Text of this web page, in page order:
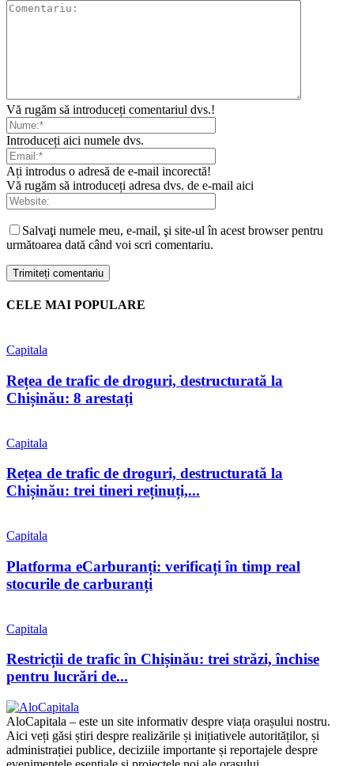
Vă rugăm să introduceți comentariul dvs.!
Introduceți aici numele dvs.
Ați introdus o adresă de e-mail incorectă!
Vă rugăm să introduceți adresa dvs. de e-mail aici
Salvaţi numele meu, e-mail, şi site-ul în acest browser pentru
următoarea dată când voi scri comentariu.
CELE MAI POPULARE
Capitala
Rețea de trafic de droguri, destructurată la
Chișinău: 8 arestați
Capitala
Rețea de trafic de droguri, destructurată la
Chișinău: trei tineri reținuți,...
Capitala
Platforma eCarburanți: verificați în timp real
stocurile de carburanți
Capitala
Restricții de trafic în Chișinău: trei străzi, închise
pentru lucrări de...
AloCapitala – este un site informativ despre viața orașului nostru.
Aici veți găsi știri despre realizările și inițiativele autorităților, și
administrației publice, deciziile importante și reportajele despre